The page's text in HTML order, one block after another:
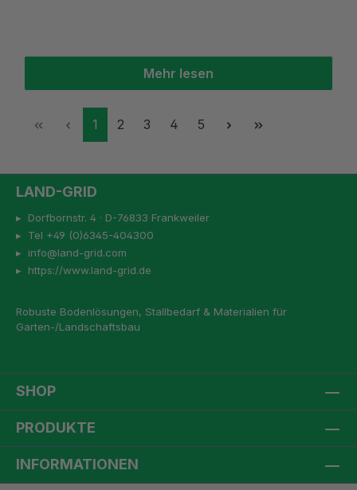
Mehr lesen
Seite
1 Seite
2 Seite
3 Seite
4 Seite
5
LAND-GRID
▸ Dorfbornstr. 4 · D-76833 Frankweiler
▸ Tel +49 (0)6345-404300
▸ info@land-grid.com
▸ https://www.land-grid.de
Robuste Bodenlösungen, Stallbedarf & Materialien für
Garten-/Landschaftsbau
SHOP
PRODUKTE
INFORMATIONEN